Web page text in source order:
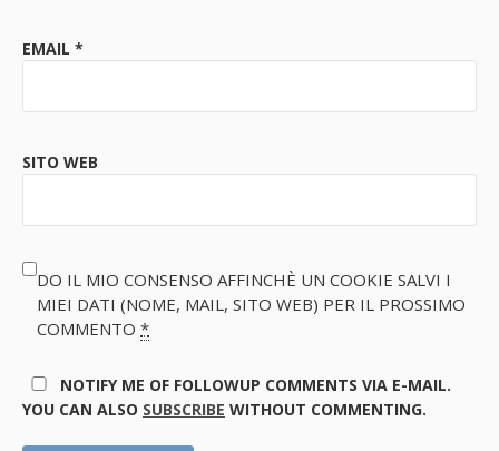
EMAIL *
SITO WEB
DO IL MIO CONSENSO AFFINCHÈ UN COOKIE SALVI I
MIEI DATI (NOME, MAIL, SITO WEB) PER IL PROSSIMO
COMMENTO *
NOTIFY ME OF FOLLOWUP COMMENTS VIA E-MAIL.
YOU CAN ALSO SUBSCRIBE WITHOUT COMMENTING.